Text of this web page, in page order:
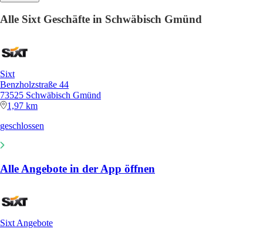
Alle Sixt Geschäfte in Schwäbisch Gmünd
Sixt
Benzholzstraße 44
73525 Schwäbisch Gmünd
1,97 km
geschlossen
Alle Angebote in der App öffnen
Sixt Angebote